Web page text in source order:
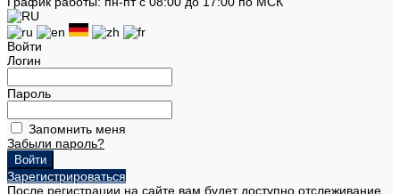
Войти
Логин
Пароль
Запомнить меня
Забыли пароль?
Зарегистрироваться
После регистрации на сайте вам будет доступно отслеживание